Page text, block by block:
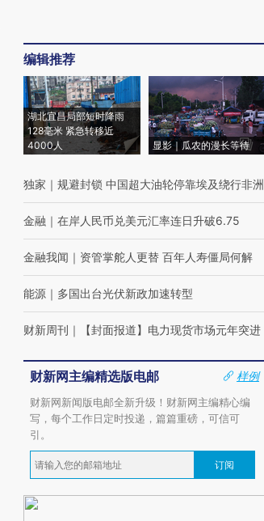
编辑推荐
湖北宜昌局部短时降雨
128毫米 紧急转移近
4000人
显影｜瓜农的漫长等待
独家 ｜ 规避封锁 中国超大油轮停靠埃及绕行非洲
金融 ｜ 在岸人民币兑美元汇率连日升破6.75
金融我闻 ｜ 资管掌舵人更替 百年人寿僵局何解
能源 ｜ 多国出台光伏新政加速转型
财新周刊 ｜ 【封面报道】电力现货市场元年突进
财新网主编精选版电邮
样例
财新网新闻版电邮全新升级！财新网主编精心编
写，每个工作日定时投递，篇篇重磅，可信可
引。
订阅